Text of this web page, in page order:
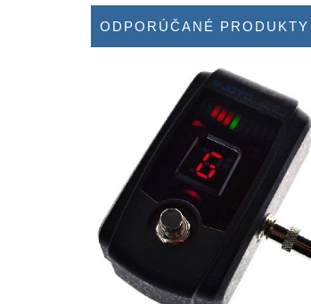
ODPORÚČANÉ PRODUKTY